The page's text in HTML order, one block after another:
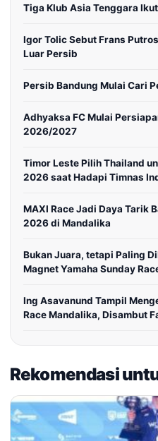
Tiga Klub Asia Tenggara
Igor Tolic Sebut Frans
Luar Persib
Persib Bandung Mulai Cari
Adhyaksa FC Mulai
2026/2027
Timor Leste Pilih Thailand
2026 saat Hadapi Timnas
MAXI Race Jadi Daya Tarik
2026 di Mandalika
Bukan Juara, tetapi Paling
Magnet Yamaha Sunday
Ing Asavanund Tampil
Race Mandalika, Disambut
Rekomendasi